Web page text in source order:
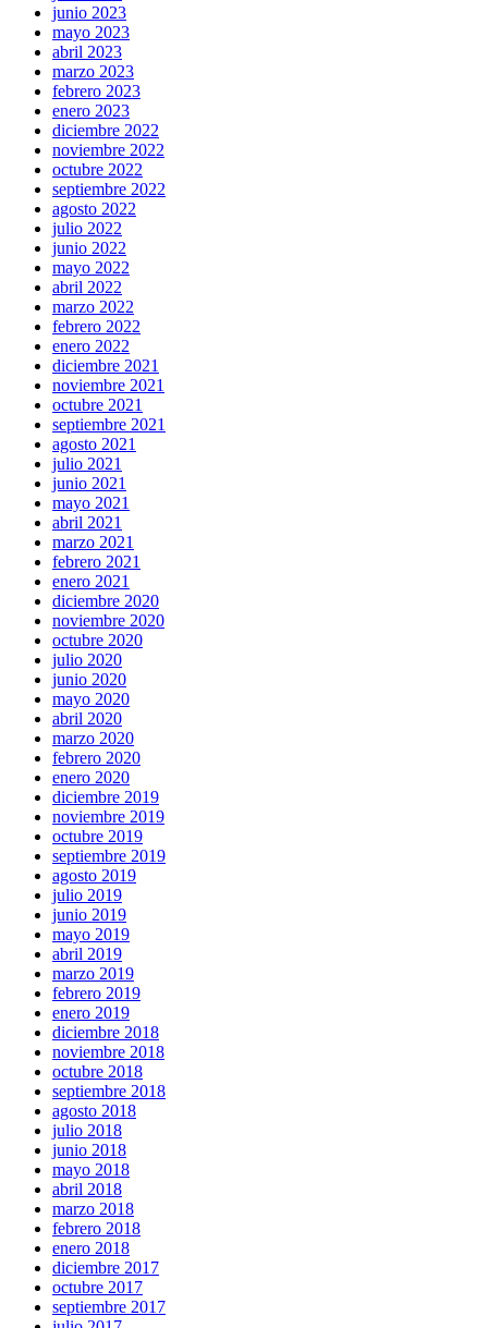
junio 2023
mayo 2023
abril 2023
marzo 2023
febrero 2023
enero 2023
diciembre 2022
noviembre 2022
octubre 2022
septiembre 2022
agosto 2022
julio 2022
junio 2022
mayo 2022
abril 2022
marzo 2022
febrero 2022
enero 2022
diciembre 2021
noviembre 2021
octubre 2021
septiembre 2021
agosto 2021
julio 2021
junio 2021
mayo 2021
abril 2021
marzo 2021
febrero 2021
enero 2021
diciembre 2020
noviembre 2020
octubre 2020
julio 2020
junio 2020
mayo 2020
abril 2020
marzo 2020
febrero 2020
enero 2020
diciembre 2019
noviembre 2019
octubre 2019
septiembre 2019
agosto 2019
julio 2019
junio 2019
mayo 2019
abril 2019
marzo 2019
febrero 2019
enero 2019
diciembre 2018
noviembre 2018
octubre 2018
septiembre 2018
agosto 2018
julio 2018
junio 2018
mayo 2018
abril 2018
marzo 2018
febrero 2018
enero 2018
diciembre 2017
octubre 2017
septiembre 2017